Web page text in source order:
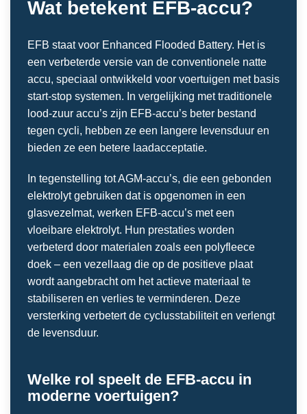
Wat betekent EFB-accu?
EFB staat voor Enhanced Flooded Battery. Het is
een verbeterde versie van de conventionele natte
accu, speciaal ontwikkeld voor voertuigen met basis
start-stop systemen. In vergelijking met traditionele
lood-zuur accu’s zijn EFB-accu’s beter bestand
tegen cycli, hebben ze een langere levensduur en
bieden ze een betere laadacceptatie.
In tegenstelling tot AGM-accu’s, die een gebonden
elektrolyt gebruiken dat is opgenomen in een
glasvezelmat, werken EFB-accu’s met een
vloeibare elektrolyt. Hun prestaties worden
verbeterd door materialen zoals een polyfleece
doek – een vezellaag die op de positieve plaat
wordt aangebracht om het actieve materiaal te
stabiliseren en verlies te verminderen. Deze
versterking verbetert de cyclusstabiliteit en verlengt
de levensduur.
Welke rol speelt de EFB-accu in
moderne voertuigen?